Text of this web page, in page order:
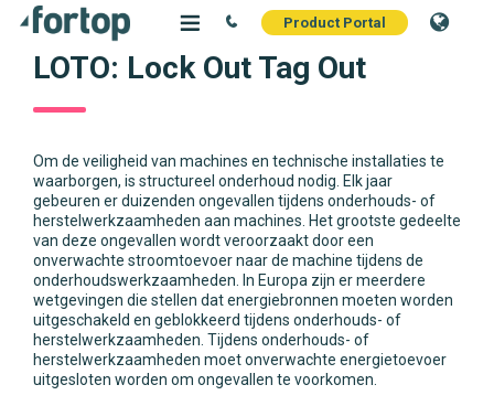
Product Portal
LOTO: Lock Out Tag Out
Om de veiligheid van machines en technische installaties te
waarborgen, is structureel onderhoud nodig. Elk jaar
gebeuren er duizenden ongevallen tijdens onderhouds- of
herstelwerkzaamheden aan machines. Het grootste gedeelte
van deze ongevallen wordt veroorzaakt door een
onverwachte stroomtoevoer naar de machine tijdens de
onderhoudswerkzaamheden. In Europa zijn er meerdere
wetgevingen die stellen dat energiebronnen moeten worden
uitgeschakeld en geblokkeerd tijdens onderhouds- of
herstelwerkzaamheden. Tijdens onderhouds- of
herstelwerkzaamheden moet onverwachte energietoevoer
uitgesloten worden om ongevallen te voorkomen.